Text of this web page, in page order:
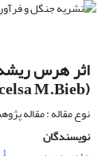
اثر هرس
(Juniperus excelsa M.Bieb.)
نوع مقاله : مقاله
نویسندگان